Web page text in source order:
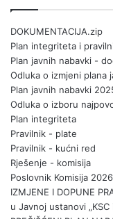
DOKUMENTACIJA.zip
Plan integriteta i
Plan javnih nabavki -
Odluka o izmjeni plana
Plan javnih nabavki
Odluka o izboru
Plan integriteta
Pravilnik - plate
Pravilnik - kućni red
Rješenje - komisija
Poslovnik Komisija 2026
IZMJENE I DOPUNE
u Javnoj ustanovi „KSC